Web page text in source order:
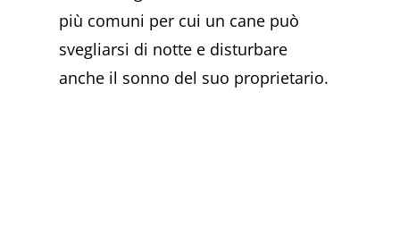
più comuni per cui un cane può
svegliarsi di notte e disturbare
anche il sonno del suo proprietario.